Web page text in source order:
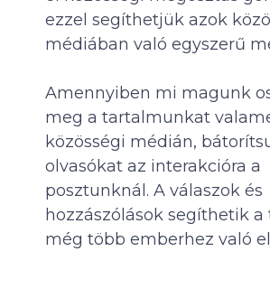
ezzel segíthetjük azok
médiában való egyszerű
Amennyiben mi magunk
meg a tartalmunkat
közösségi médián,
olvasókat az interakcióra a
posztunknál. A válaszok és
hozzászólások segíthetik
még több emberhez való